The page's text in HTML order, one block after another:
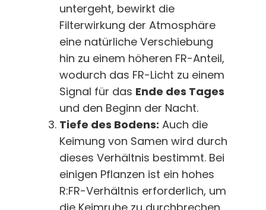
untergeht, bewirkt die
Filterwirkung der Atmosphäre
eine natürliche Verschiebung
hin zu einem höheren FR-Anteil,
wodurch das FR-Licht zu einem
Signal für das Ende des Tages
und den Beginn der Nacht.
Tiefe des Bodens: Auch die
Keimung von Samen wird durch
dieses Verhältnis bestimmt. Bei
einigen Pflanzen ist ein hohes
R:FR-Verhältnis erforderlich, um